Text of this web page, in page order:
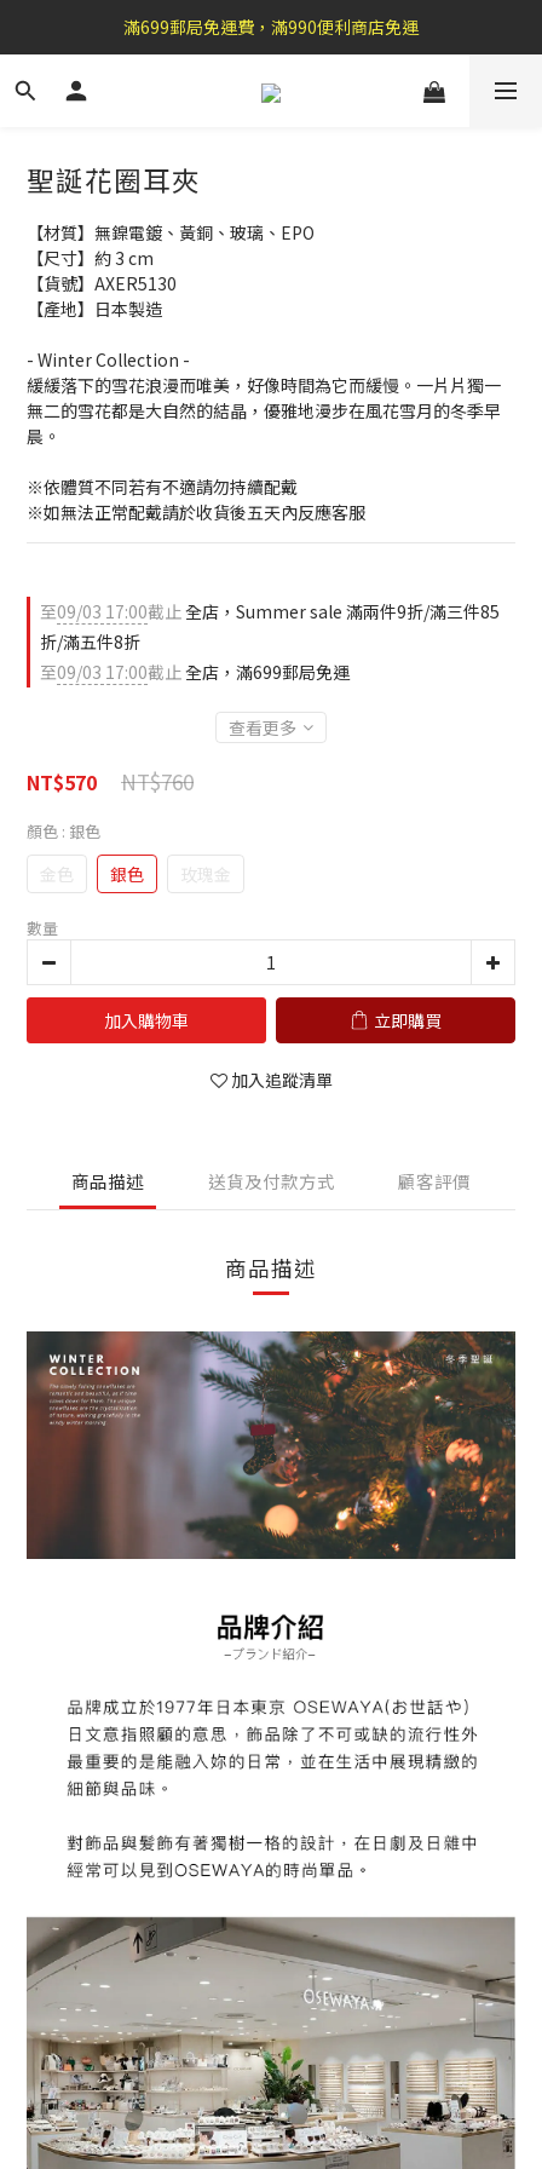
盛夏祭典：全館滿1000折100，滿2000贈『自粘式多功能包巾』
滿699郵局免運費，滿990便利商店免運
加 入 官 方 L I N E 好 友 , 領 取$ 3 0元折扣券   →
聖誕花圈耳夾
【材質】無鎳電鍍、黃銅、玻璃、EPO
【尺寸】約 3 cm
【貨號】AXER5130
【產地】日本製造
- Winter Collection -
緩緩落下的雪花浪漫而唯美，好像時間為它而緩慢。一片片獨一
無二的雪花都是大自然的結晶，優雅地漫步在風花雪月的冬季早
晨。
※依體質不同若有不適請勿持續配戴
※如無法正常配戴請於收貨後五天內反應客服
至09/03 17:00截止全店，Summer sale 滿兩件9折/滿三件85
折/滿五件8折
至09/03 17:00截止全店，滿699郵局免運
查看更多
NT$570 NT$760
顏色 : 銀色
金色 銀色 玫瑰金
數量
加入購物車 立即購買
加入追蹤清單
商品描述 送貨及付款方式 顧客評價
商品描述